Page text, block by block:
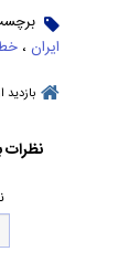
ایران ،
نظرات